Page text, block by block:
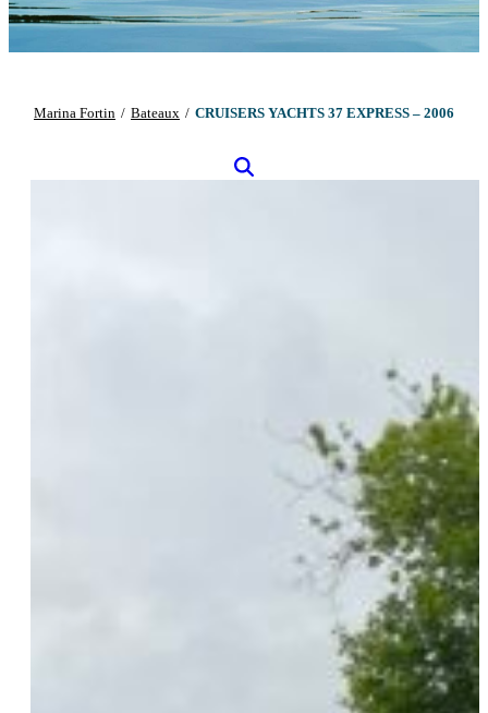
Marina Fortin / Bateaux / CRUISERS YACHTS 37 EXPRESS – 2006